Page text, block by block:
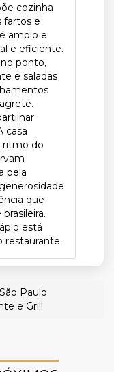
cozinha
fartos e
amplo e
e eficiente.
ponto,
e saladas
casa
ritmo do
pela
que
está
restaurante.
Paulo
e Grill